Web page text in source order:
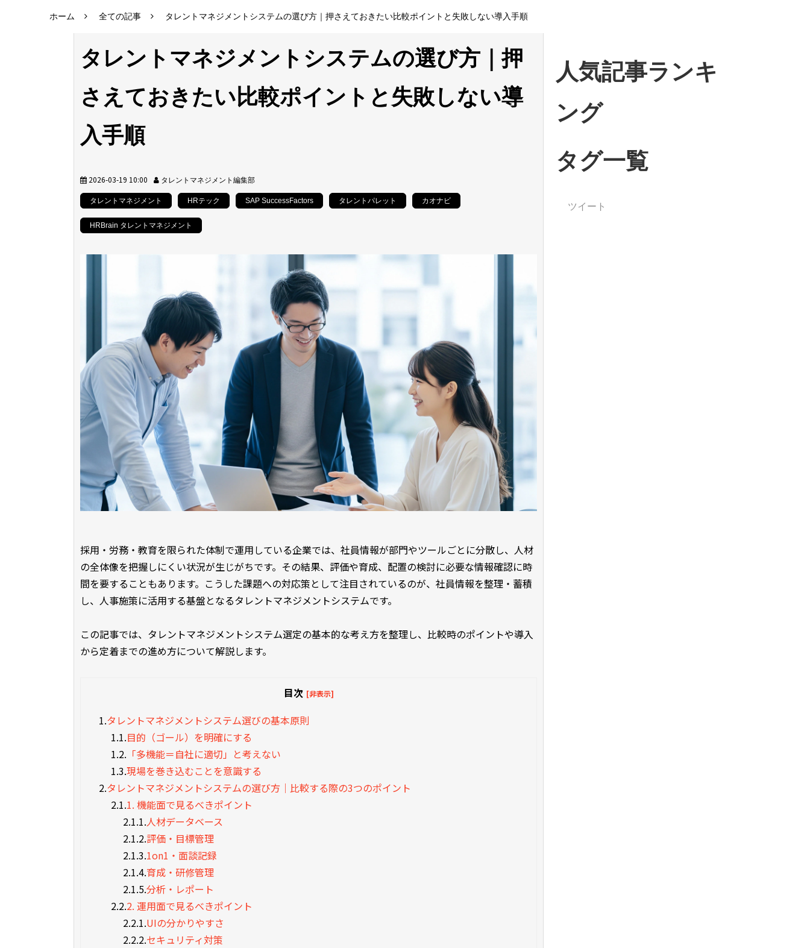
ホーム 全ての記事 タレントマネジメントシステムの選び方｜押さえておきたい比較ポイントと失敗しない導入手順
タレントマネジメントシステムの選び方｜押
さえておきたい比較ポイントと失敗しない導
入手順
2026-03-19 10:00 タレントマネジメント編集部
タレントマネジメント HRテック SAP SuccessFactors タレントパレット カオナビ
HRBrain タレントマネジメント
採用・労務・教育を限られた体制で運用している企業では、社員情報が部門やツールごとに分散し、人材
の全体像を把握しにくい状況が生じがちです。その結果、評価や育成、配置の検討に必要な情報確認に時
間を要することもあります。こうした課題への対応策として注目されているのが、社員情報を整理・蓄積
し、人事施策に活用する基盤となるタレントマネジメントシステムです。
この記事では、タレントマネジメントシステム選定の基本的な考え方を整理し、比較時のポイントや導入
から定着までの進め方について解説します。
目次 [非表示]
1.タレントマネジメントシステム選びの基本原則
1.1.目的（ゴール）を明確にする
1.2. 「多機能＝自社に適切」と考えない
1.3.現場を巻き込むことを意識する
2.タレントマネジメントシステムの選び方｜比較する際の3つのポイント
2.1.1. 機能面で見るべきポイント
2.1.1.人材データベース
2.1.2.評価・目標管理
2.1.3.1on1・面談記録
2.1.4.育成・研修管理
2.1.5.分析・レポート
2.2.2. 運用面で見るべきポイント
2.2.1.UIの分かりやすさ
2.2.2.セキュリティ対策
人気記事ランキ
ング
タグ一覧
ツイート